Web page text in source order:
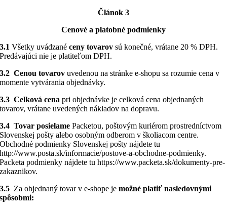
Článok 3
Cenové a platobné podmienky
3.1 Všetky uvádzanéceny tovarov sú konečné, vrátane 20 % DPH.
Predávajúci nie je platiteľom DPH.
3.2 Cenou tovarov uvedenou na stránke e-shopu sa rozumie cena v
momente vytvárania objednávky.
3.3 Celková cena pri objednávke je celková cena objednaných
tovarov, vrátane uvedených nákladov na dopravu.
3.4 Tovar posielame Packetou, poštovým kuriérom prostredníctvom
Slovenskej pošty alebo osobným odberom v školiacom centre.
Obchodné podmienky Slovenskej pošty nájdete tu
http://www.posta.sk/informacie/postove-a-obchodne-podmienky.
Packeta podmienky nájdete tu https://www.packeta.sk/dokumenty-pre-
zakaznikov.
3.5 Za objednaný tovar v e-shope jemožné platiť nasledovnými
spôsobmi: